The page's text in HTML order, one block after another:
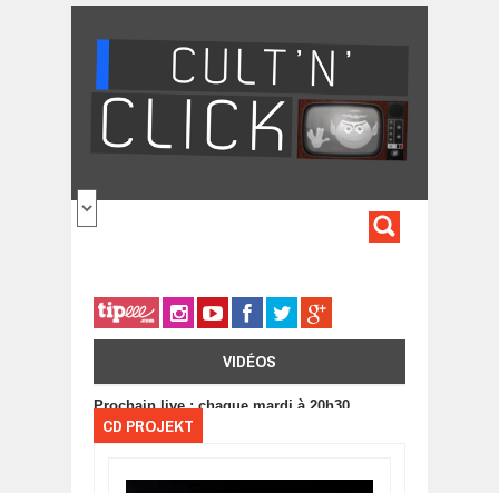
VIDÉOS
Prochain live : chaque mardi à 20h30
CD PROJEKT